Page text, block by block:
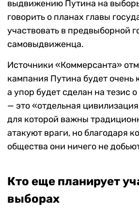
выдвижению Путина на
говорить о планах главы
участвовать в предвыборной
самовыдвиженца.
Источники «Коммерсанта»
кампания Путина будет очень
а упор будет сделан на тезис
— это «отдельная
для которой важны
атакуют враги, но благодаря
общества они ничего не
Кто еще планирует
выборах